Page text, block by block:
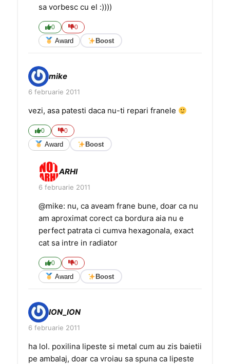
sa vorbesc cu el :))))
0 0
Award Boost
mike
6 februarie 2011
vezi, asa patesti daca nu-ti repari franele
0 0
Award Boost
ARHI
6 februarie 2011
@mike: nu, ca aveam frane bune, doar ca nu
am aproximat corect ca bordura aia nu e
perfect patrata ci cumva hexagonala, exact
cat sa intre in radiator
0 0
Award Boost
ION_ION
6 februarie 2011
ha lol. poxilina lipeste si metal cum au zis baietii
pe ambalaj, doar ca vroiau sa spuna ca lipeste